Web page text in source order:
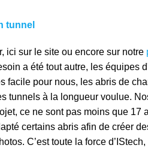
tunnel
ici sur le site ou encore sur notre
a été tout autre, les équipes
facile pour nous, les abris de
tunnels à la longueur voulue.
ce ne sont pas moins que 17
certains abris afin de créer
C’est toute la force